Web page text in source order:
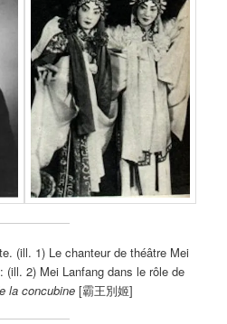
(ill. 1) Le chanteur de théâtre Mei
(ill. 2) Mei Lanfang dans le rôle de
la concubine [霸王別姬]